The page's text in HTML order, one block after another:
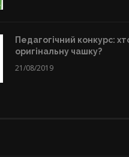
Педагогічний конкурс:
оригінальну чашку?
21/08/2019